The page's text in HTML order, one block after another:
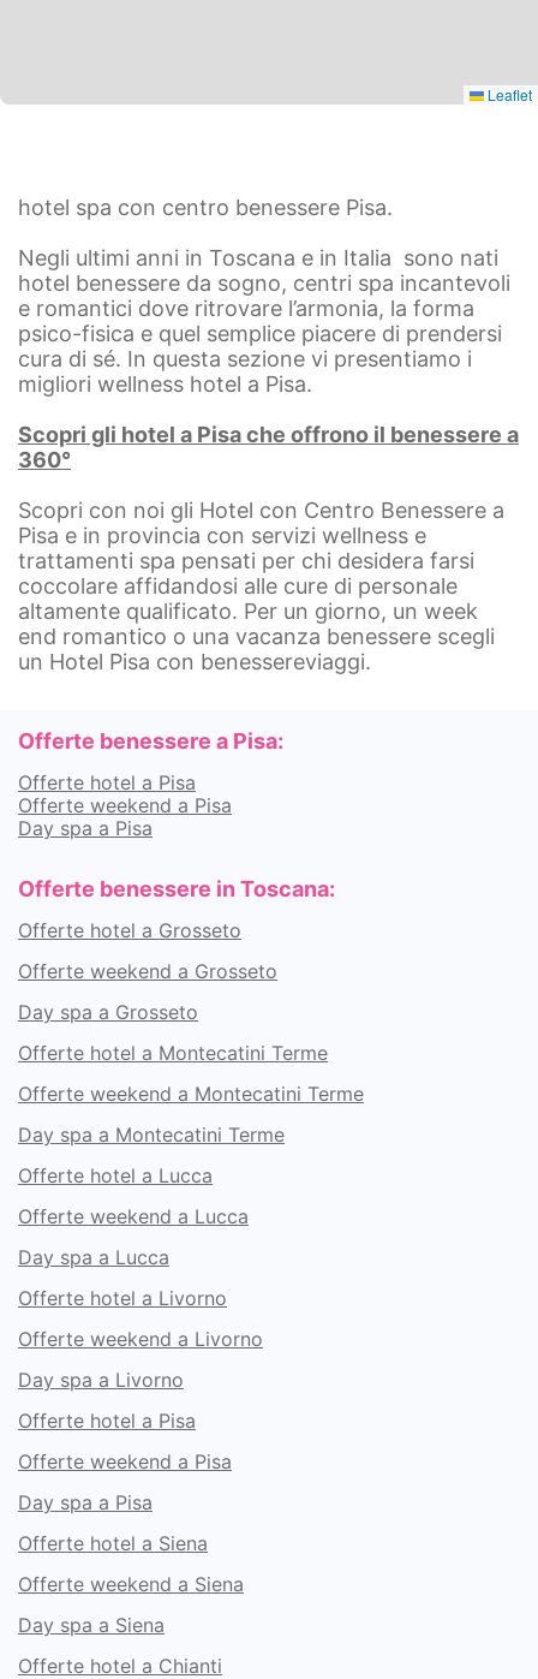
Leaflet
hotel spa con centro benessere Pisa.
Negli ultimi anni in Toscana e in Italia sono nati
hotel benessere da sogno, centri spa incantevoli
e romantici dove ritrovare l’armonia, la forma
psico-fisica e quel semplice piacere di prendersi
cura di sé. In questa sezione vi presentiamo i
migliori wellness hotel a Pisa.
Scopri gli hotel a Pisache offrono il benessere a
360°
Scopri con noi gli Hotel con Centro Benessere a
Pisa e in provincia con servizi wellness e
trattamenti spa pensati per chi desidera farsi
coccolare affidandosi alle cure di personale
altamente qualificato. Per un giorno, un week
end romantico o una vacanza benessere scegli
un Hotel Pisa con benessereviaggi.
Offerte benessere a Pisa:
Offerte hotel a Pisa
Offerte weekend a Pisa
Day spa a Pisa
Offerte benessere in Toscana:
Offerte hotel a Grosseto
Offerte weekend a Grosseto
Day spa a Grosseto
Offerte hotel a Montecatini Terme
Offerte weekend a Montecatini Terme
Day spa a Montecatini Terme
Offerte hotel a Lucca
Offerte weekend a Lucca
Day spa a Lucca
Offerte hotel a Livorno
Offerte weekend a Livorno
Day spa a Livorno
Offerte hotel a Pisa
Offerte weekend a Pisa
Day spa a Pisa
Offerte hotel a Siena
Offerte weekend a Siena
Day spa a Siena
Offerte hotel a Chianti